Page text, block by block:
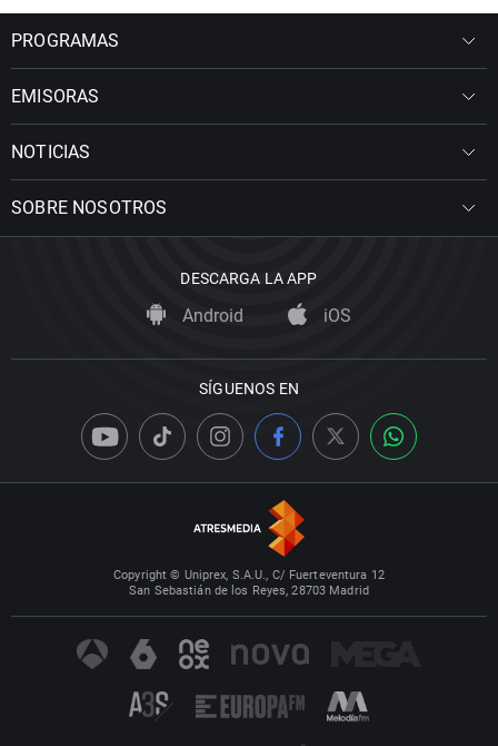
PROGRAMAS
EMISORAS
NOTICIAS
SOBRE NOSOTROS
DESCARGA LA APP
Android iOS
SÍGUENOS EN
Copyright © Uniprex, S.A.U., C/ Fuerteventura 12
San Sebastián de los Reyes, 28703 Madrid